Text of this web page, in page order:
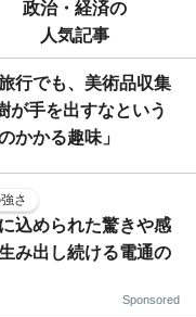
政治・経済の
人気記事
行でも、美術品収集
が手を出すなという
かかる趣味」
さ
込められた驚きや感
み出し続ける電通の
Sponsored